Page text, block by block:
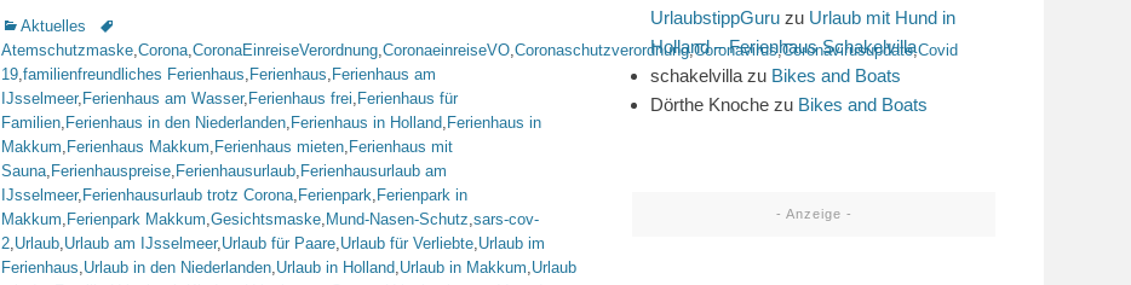
Kategorien
Aktuelles
Schlagworte
Atemschutzmaske,Corona,CoronaEinreiseVerordnung,CoronaeinreiseVO,Coronaschutzverordnung,Coronavirus,Coronavirusupdate,Covid
19,familienfreundliches Ferienhaus, Ferienhaus, Ferienhaus am
IJsselmeer, Ferienhaus am Wasser, Ferienhaus frei, Ferienhaus für
Familien, Ferienhaus in den Niederlanden, Ferienhaus in Holland, Ferienhaus in
Makkum, Ferienhaus Makkum, Ferienhaus mieten, Ferienhaus mit
Sauna, Ferienhauspreise, Ferienhausurlaub, Ferienhausurlaub am
IJsselmeer, Ferienhausurlaub trotz Corona, Ferienpark, Ferienpark in
Makkum, Ferienpark Makkum,Gesichtsmaske, Mund-Nasen-Schutz,sars-cov-
2,Urlaub,Urlaub am IJsselmeer,Urlaub für Paare,Urlaub für Verliebte,Urlaub im
Ferienhaus,Urlaub in den Niederlanden,Urlaub in Holland,Urlaub in Makkum,Urlaub
UrlaubstippGuru zu Urlaub mit Hund in
Holland – Ferienhaus Schakelvilla
schakelvilla zu Bikes and Boats
Dörthe Knoche zu Bikes and Boats
- Anzeige -